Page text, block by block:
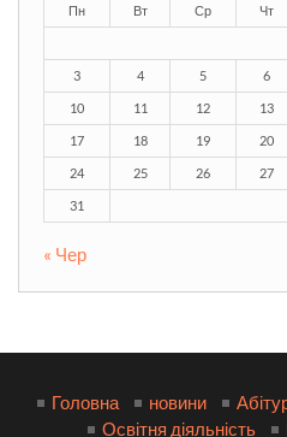
Пн Вт Ср Чт
3 4 5 6
10 11 12 13
17 18 19 20
24 25 26 27
31
« Чер
Головна новини
Освітня діяльність